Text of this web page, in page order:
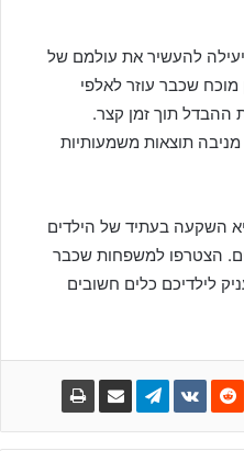
להעשיר את עולמם של
מוכח שכבר עוזר לאלפי
ההבדל תוך זמן קצר.
תוצאות משמעותיות
השקעה בעתיד של הילדים
הצטרפו למשפחות שכבר
לילדיכם כלים חשובים